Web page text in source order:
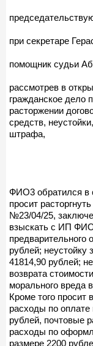
при секретаре
помощник судьи
рассмотрев в
гражданское
расторжении
средств,
штрафа,
ФИО3 обратился в
просит
№23/04/25,
взыскать с ИП
предварительного
рублей; неустойку
41814,90 рублей;
возврата
морального вреда
Кроме того просит
расходы по оплате
рублей, почтовые
расходы по
размере 2200